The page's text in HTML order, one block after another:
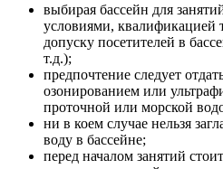
выбирая бассейн для
условиями, квалификацией
допуску посетителей в
т.д.);
предпочтение следует
озонированием или
проточной или морской
ни в коем случае нельзя
воду в бассейне;
перед началом занятий